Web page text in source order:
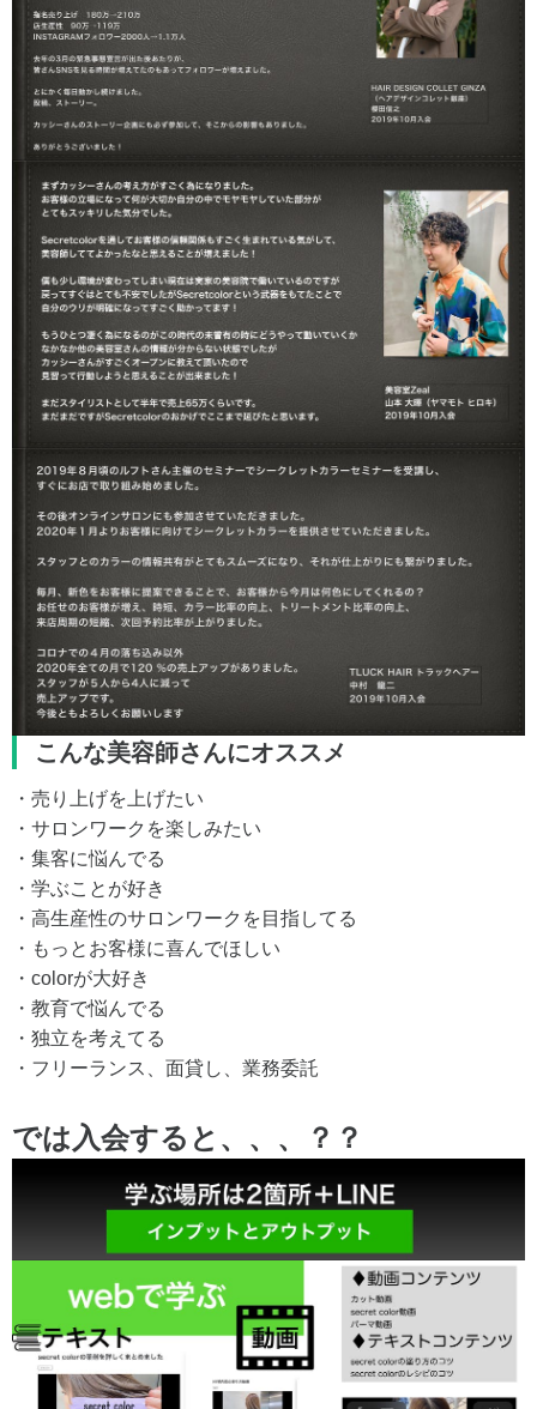
こんな美容師さんにオススメ
・売り上げを上げたい
・サロンワークを楽しみたい
・集客に悩んでる
・学ぶことが好き
・高生産性のサロンワークを目指してる
・もっとお客様に喜んでほしい
・colorが大好き
・教育で悩んでる
・独立を考えてる
・フリーランス、面貸し、業務委託
では入会すると、、、？？